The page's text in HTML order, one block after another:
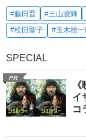
#藤田晋 #三山凌輝
#松田聖子
#玉木雄
SPECIAL
PR
イ
コ